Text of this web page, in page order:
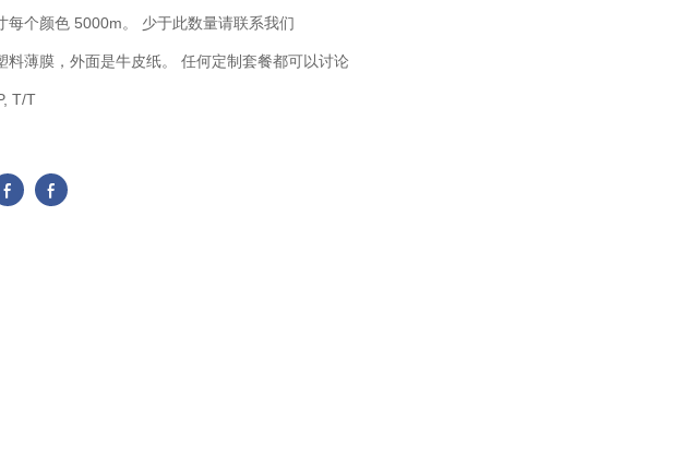
每个颜色 5000m。 少于此数量请联系我们
料薄膜，外面是牛皮纸。 任何定制套餐都可以讨论
T/T